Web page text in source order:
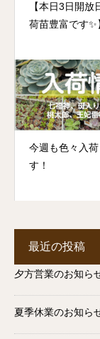
【本日3日開放
荷苗豊富です✨
今週も色々入荷
す！
最近の投稿
夕方営業のお知ら
夏季休業のお知ら